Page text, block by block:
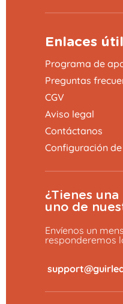
Enlaces
Programa de
Preguntas
CGV
Aviso legal
Contáctanos
Configuración
¿Tienes
uno de
Envíenos un
responderemos